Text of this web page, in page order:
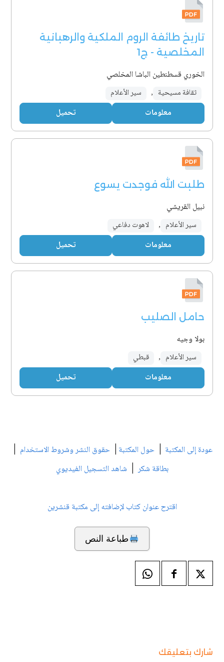
تاريخ طائفة الروم الملكية والرهبانية
المخلصية - ج1
الخوري قسطنطين الباشا المخلصي
ثقافة مسيحية , سير الأعلام
معلومات تحميل
طلبت الله فوجدت يسوع
نبيل القريشي
سير الأعلام , لاهوت دفاعي
معلومات تحميل
حامل الصليب
بولا وجيه
سير الأعلام , قبطي
معلومات تحميل
عودة إلى المكتبة | حول المكتبة | حقوق النشر وشروط الاستخدام |
بطاقة شكر| شاهد التسجيل الفيديوي
اقترح عنوان كتاب لإضافته إلى مكتبة قنشرين
طباعة النص
شارك بتعليقك